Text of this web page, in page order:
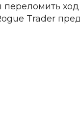
переломить
Trader